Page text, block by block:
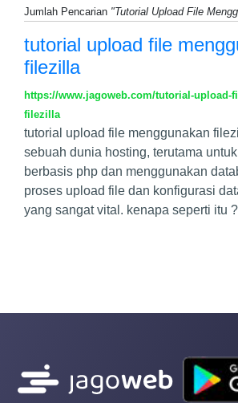
Jumlah Pencarian "Tutorial Upload File
tutorial upload file
filezilla
https://www.jagoweb.com/tutorial-upload-
filezilla
tutorial upload file menggunakan
sebuah dunia hosting, terutama
berbasis php dan menggunakan
proses upload file dan konfigurasi
yang sangat vital. kenapa seperti itu